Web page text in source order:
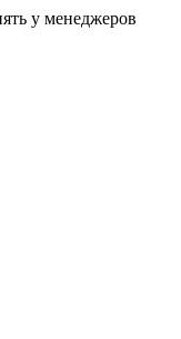
у менеджеров